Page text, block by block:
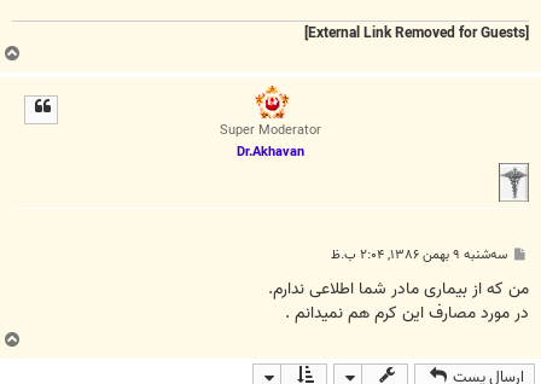
[External Link Removed for Guests]
Super Moderator
Dr.Akhavan
ت
سه‌شنبه ۹ بهمن ۱۳۸۶, ۲:۰۴ ب.ظ
من که از بیماری مادر شما اطلاعی ندارم.
در مورد مصارف این کرم هم نمیدانم .
ارسال پست